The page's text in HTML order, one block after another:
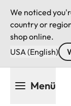
We noticed
country or
shop online.
USA (English)
Menü